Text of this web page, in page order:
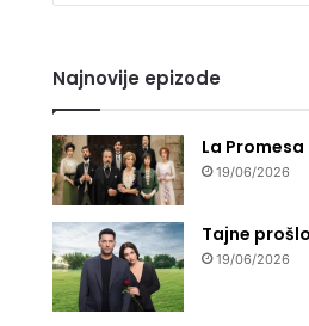
seriju
Najnovije epizode
La
19/06/2026
Tajne
19/06/2026